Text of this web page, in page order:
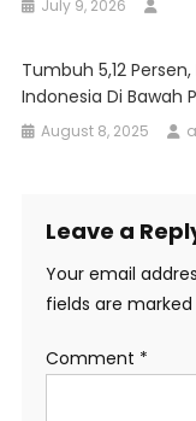
July 9, 2026
Tumbuh 5,12
Indonesia Di Bawah
August 8, 2025
Leave a
Your email
fields are marked
Comment *